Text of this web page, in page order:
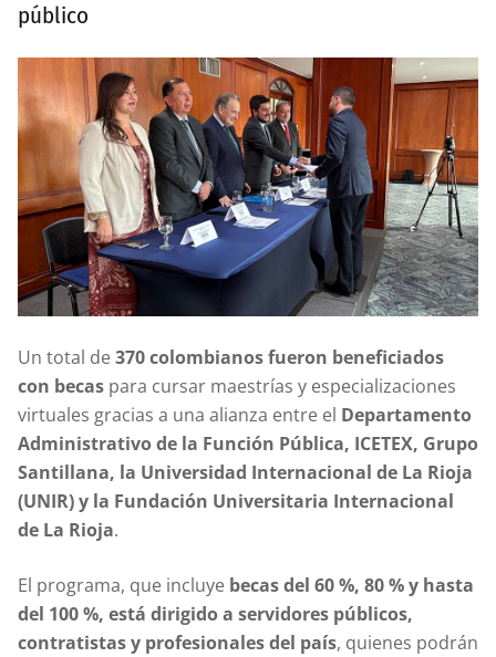
público
Un total de370 colombianos fueron beneficiados
con becas para cursar maestrías y especializaciones
virtuales gracias a una alianza entre el Departamento
Administrativo de la Función Pública, ICETEX, Grupo
Santillana, la Universidad Internacional de La Rioja
(UNIR) y la Fundación Universitaria Internacional
de La Rioja.
El programa, que incluye becas del 60 %, 80 % y hasta
del 100 %, está dirigido a servidores públicos,
contratistas y profesionales del país, quienes podrán